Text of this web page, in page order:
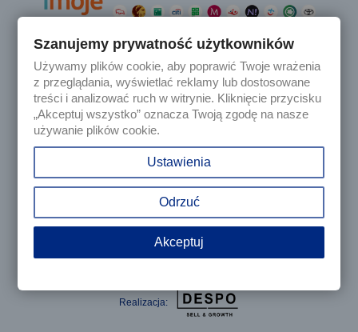
Produkty 
Nasza firma 
© 2025 - Sklep internetowy Tomczesci.pl. Wszelkie prawa
Realizacja:
Szanujemy prywatność użytkowników
Używamy plików cookie, aby poprawić Twoje wrażenia
z przeglądania, wyświetlać reklamy lub dostosowane
treści i analizować ruch w witrynie. Kliknięcie przycisku
„Akceptuj wszystko” oznacza Twoją zgodę na nasze
używanie plików cookie.
Ustawienia
Odrzuć
Akceptuj